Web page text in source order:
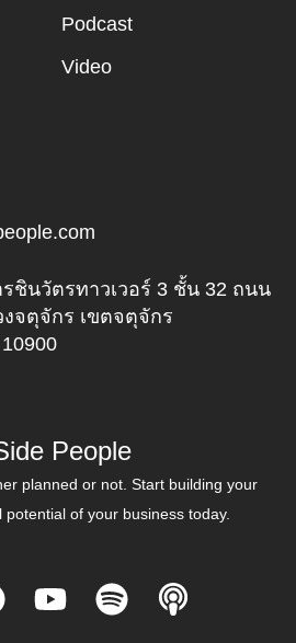
People
planned or not. Start building your
of your business today.
Y
o
S
p
P
o
Podcast
Video
ชินวัตรทาวเวอร์ 3 ชั้น 32 ถนน
จตุจักร เขตจตุจักร